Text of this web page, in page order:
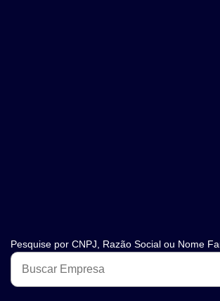
Pesquise por CNPJ, Razão Social ou Nome